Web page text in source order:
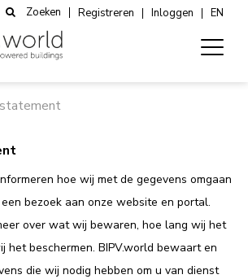
Zoeken Registreren Inloggen EN
hoe wij met de gegevens omgaan
bezoek aan onze website en portal.
over wat wij bewaren, hoe lang wij het
het beschermen. BIPV.world bewaart en
die wij nodig hebben om u van dienst